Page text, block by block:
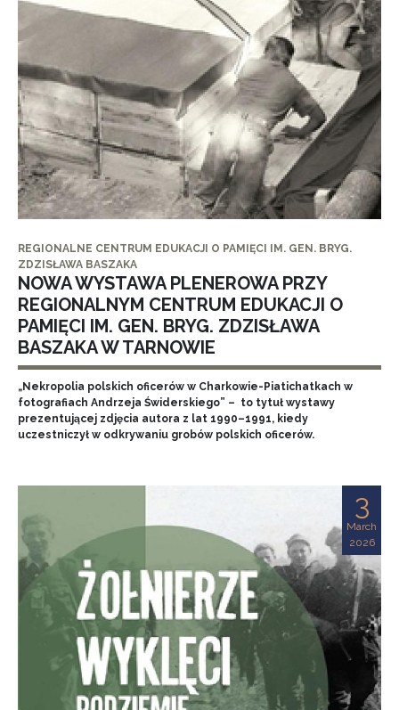
REGIONALNE CENTRUM EDUKACJI O PAMIĘCI IM. GEN. BRYG.
ZDZISŁAWA BASZAKA
NOWA WYSTAWA PLENEROWA PRZY
REGIONALNYM CENTRUM EDUKACJI O
PAMIĘCI IM. GEN. BRYG. ZDZISŁAWA
BASZAKA W TARNOWIE
„Nekropolia polskich oficerów w Charkowie-Piatichatkach w
fotografiach Andrzeja Świderskiego” – to tytuł wystawy
prezentującej zdjęcia autora z lat 1990–1991, kiedy
uczestniczył w odkrywaniu grobów polskich oficerów.
3
March
2026